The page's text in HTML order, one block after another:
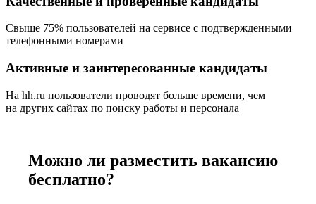
Свыше 75% пользователей на сервисе с подтвержденными
телефонными номерами
Активные и заинтересованные кандидаты
На hh.ru пользователи проводят больше времени, чем
на других сайтах по поиску работы и персонала
Можно ли разместить вакансию
бесплатно?